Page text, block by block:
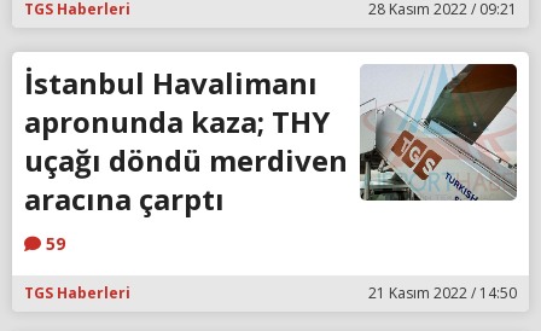
TGS Haberleri 28 Kasım 2022 / 09:21
İstanbul Havalimanı
apronunda kaza; THY
uçağı döndü merdiven
aracına çarptı
59
TGS Haberleri 21 Kasım 2022 / 14:50